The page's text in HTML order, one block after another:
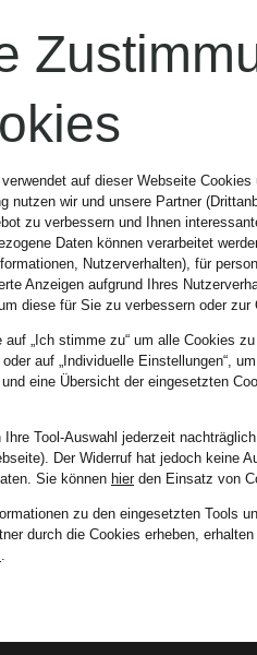
CHF
auf dieser Webseite
nutzen wir und unsere Partner
zu verbessern und Ihnen
Daten können verarbeitet
Nutzerverhalten), für
Anzeigen aufgrund Ihres
diese für Sie zu verbessern oder zur
auf „Ich stimme zu“ um alle Cookies
auf „Individuelle Einstellungen“,
und eine Übersicht der eingesetzten
Ihre Tool-Auswahl jederzeit
Der Widerruf hat jedoch keine
Sie können hierden Einsatz von
zu den eingesetzten Tools
durch die Cookies erheben,
.